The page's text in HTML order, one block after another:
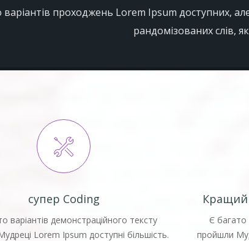
варіантів проходжень Lorem Ipsum доступних,
рандомізованих слів,
супер Coding
варіантів демонстраційного тексту
Lorem Ipsum доступні більшість.
Кращий
Є багато
пройшли